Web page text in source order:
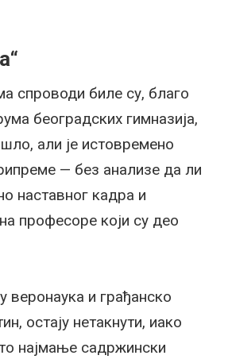
спроводи биле су, благо
београдских гимназија,
али је истовремено
— без анализе да ли
наставног кадра и
професоре који су део
и грађанско
остају нетакнути, иако
најмање садржински